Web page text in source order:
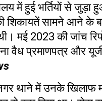
में हुई भर्तियों से
सामने आने के बाद
मई 2023की जांच
वैध प्रमाणपत्र और
थाने में उनके खिलाफ